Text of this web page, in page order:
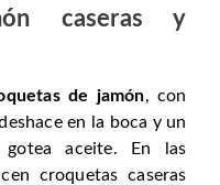
caseras y
de jamón, con
en la boca y un
aceite. En las
croquetas caseras